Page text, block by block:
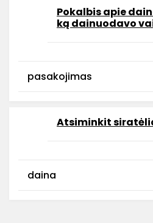
Pokalbis apie
ką dainuodavo
pasakojimas
Atsiminkit
daina